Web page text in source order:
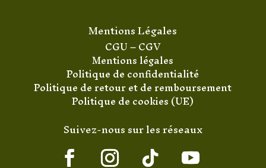
Mentions Légales
CGU–CGV
Mentions légales
Politique de confidentialité
Politique de retour et de remboursement
Politique de cookies (UE)
Suivez-nous sur les réseaux